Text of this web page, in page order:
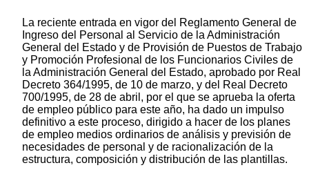
La reciente entrada en vigor del Reglamento General de
Ingreso del Personal al Servicio de la Administración
General del Estado y de Provisión de Puestos de Trabajo
y Promoción Profesional de los Funcionarios Civiles de
la Administración General del Estado, aprobado por Real
Decreto 364/1995, de 10 de marzo, y del Real Decreto
700/1995, de 28 de abril, por el que se aprueba la oferta
de empleo público para este año, ha dado un impulso
definitivo a este proceso, dirigido a hacer de los planes
de empleo medios ordinarios de análisis y previsión de
necesidades de personal y de racionalización de la
estructura, composición y distribución de las plantillas.